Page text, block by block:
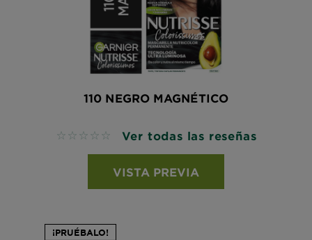
110 NEGRO MAGNÉTICO
No reviews Ver todas las reseñas
VISTA PREVIA
¡PRUÉBALO!